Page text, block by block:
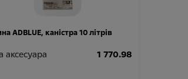
ADBLUE, каністра 10 літрів
аксесуара 1 770.98